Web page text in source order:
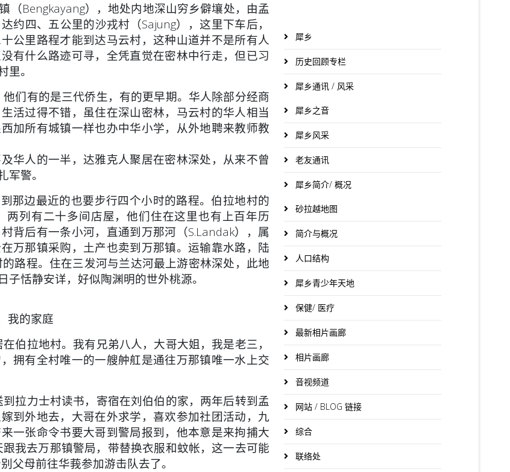
Bengkayang），地处内地深山穷乡僻壤处，由孟
约四、五公里的沙戎村（Sajung），这里下车后，
公里路程才能到达马云村，这种山道并不是所有人
有什么路迹可寻，全凭直觉在密林中行走，但已习
。
们有的是三代侨生，有的更早期。华人除部分经商
活过得不错，虽住在深山密林，马云村的华人相当
加所有城镇一样也办中华小学，从外地聘来教师教
华人的一半，达雅克人聚居在密林深处，从来不曾
警。
边最近的也要步行四个小时的路程。伯拉地村的
列有二十多间店屋，他们住在这里也有上百年历
背后有一条小河，直通到万那河（S.Landak），属
万那镇采购，土产也卖到万那镇。运输靠水路，陆
路程。住在三发河与兰达河最上游密林深处，此地
恬静安详，好似陶渊明的世外桃源。
我的家庭
拉地村。我有兄弟八人，大哥大姐，我是老三，
拥有全村唯一的一艘舯舡是通往万那镇唯一水上交
拉力士村读书，寄宿在刘伯伯的家，两年后转到孟
到外地去，大哥在外求学，喜欢参加社团活动，九
一张命令书要大哥到警局报到，他本意是来拘捕大
我去万那镇警局，带替换衣服和蚊帐，这一去可能
父母前往华莪参加游击队去了。
犀乡
历史回顾专栏
犀乡通讯 / 风采
犀乡之音
犀乡风采
老友通讯
犀乡简介/ 概况
砂拉越地图
简介与概况
人口结构
犀乡青少年天地
保健/ 医疗
最新相片画廊
相片画廊
音视频道
网站 / BLOG 链接
综合
联络处